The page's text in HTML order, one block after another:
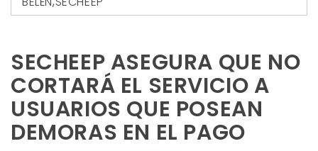
SECHEEP ASEGURA QUE NO
CORTARÁ EL SERVICIO A
USUARIOS QUE POSEAN
DEMORAS EN EL PAGO